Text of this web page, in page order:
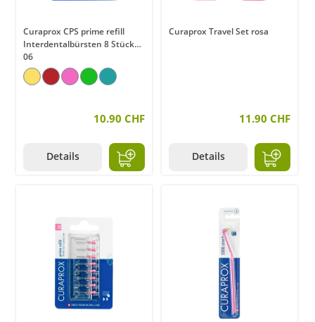
Curaprox CPS prime refill
Interdentalbürsten 8 Stück
06
10.90 CHF
Details
Curaprox Travel Set rosa
11.90 CHF
Details